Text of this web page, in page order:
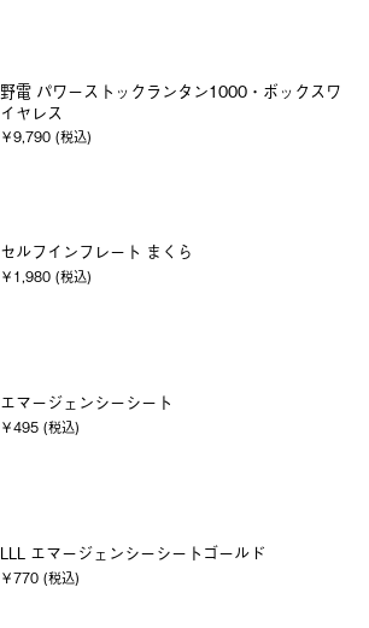
野電 パワーストックランタン1000・ボックスワ
イヤレス
￥9,790 (税込)
セルフインフレート まくら
￥1,980 (税込)
エマージェンシーシート
￥495 (税込)
LLL エマージェンシーシートゴールド
￥770 (税込)